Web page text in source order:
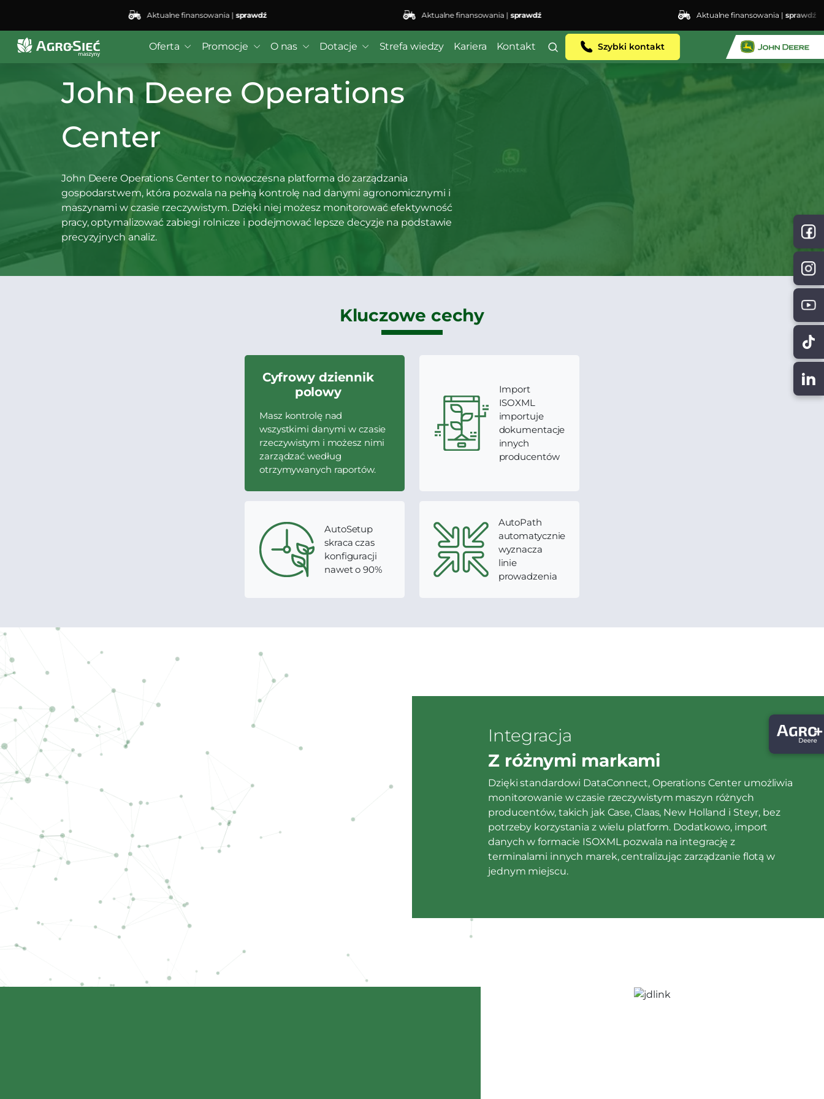
Aktualne finansowania |sprawdź Aktualne finansowania |sprawdź Aktualne finansowania |sprawdź
Oferta Promocje O nas Dotacje Strefa wiedzy Kariera Kontakt Szybki kontakt
John Deere Operations
Center
John Deere Operations Center to nowoczesna platforma do zarządzania
gospodarstwem, która pozwala na pełną kontrolę nad danymi agronomicznymi i
maszynami w czasie rzeczywistym. Dzięki niej możesz monitorować efektywność
pracy, optymalizować zabiegi rolnicze i podejmować lepsze decyzje na podstawie
precyzyjnych analiz.
Kluczowe cechy
Cyfrowy dziennik
polowy
Masz kontrolę nad
wszystkimi danymi w czasie
rzeczywistym i możesz nimi
zarządzać według
otrzymywanych raportów.
Import
ISOXML
importuje
dokumentacje
innych
producentów
AutoSetup
skraca czas
konfiguracji
nawet o 90%
AutoPath
automatycznie
wyznacza
linie
prowadzenia
Integracja
Z różnymi markami
Dzięki standardowi DataConnect, Operations Center umożliwia
monitorowanie w czasie rzeczywistym maszyn różnych
producentów, takich jak Case, Claas, New Holland i Steyr, bez
potrzeby korzystania z wielu platform. Dodatkowo, import
danych w formacie ISOXML pozwala na integrację z
terminalami innych marek, centralizując zarządzanie flotą w
jednym miejscu.